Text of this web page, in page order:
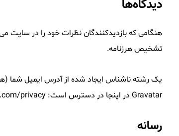
دیدگاه‌ها
تشخیص هرزنامه.
Gravatar در اینجا در دسترس است: https://automattic.com/privacy/. پس از تأیید نظر شما، تصویر نمایه شما در متن نظر شما قابل مشاهده است.
رسانه